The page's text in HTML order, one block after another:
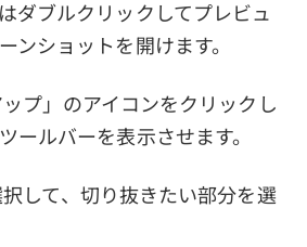
ダブルクリックしてプレビュ
ンショットを開けます。
プ」のアイコンをクリックし
ールバーを表示させます。
して、切り抜きたい部分を選